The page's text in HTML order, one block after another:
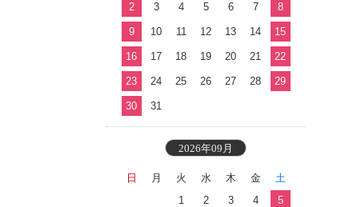
2 3 4 5 6 7 8
9 10 11 12 13 14 15
16 17 18 19 20 21 22
23 24 25 26 27 28 29
30 31
2026年09月
日 月 火 水 木 金
土
1
2 3 4 5